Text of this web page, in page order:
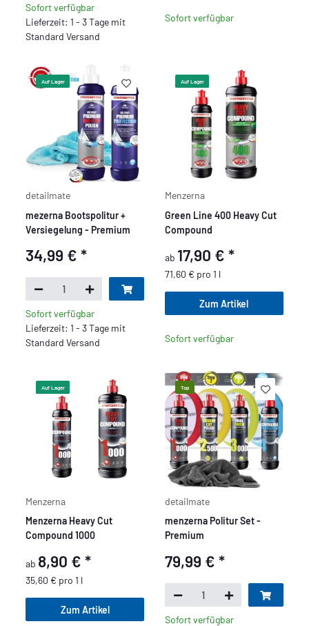
Sofort verfügbar
Lieferzeit: 1 - 3 Tage mit
Standard Versand
Sofort verfügbar
Auf Lager
detailmate
mezerna Bootspolitur +
Versiegelung - Premium
34,99 €*
Sofort verfügbar
Lieferzeit: 1 - 3 Tage mit
Standard Versand
Auf Lager
Menzerna
Green Line 400 Heavy Cut
Compound
ab 17,90 € *
71,60 € pro 1 l
Zum Artikel
Sofort verfügbar
Auf Lager
Menzerna
Menzerna Heavy Cut
Compound 1000
ab 8,90 €*
35,60 € pro 1 l
Zum Artikel
Top
detailmate
menzerna Politur Set -
Premium
79,99 € *
Sofort verfügbar